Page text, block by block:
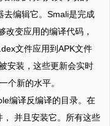
去编辑它。Smali是完成
改变应用的编译代码，
文件应用到APK文件
安装，这些更新会实时
个新的水平。
编译反编译的目录。在
并且安装它。所有这些